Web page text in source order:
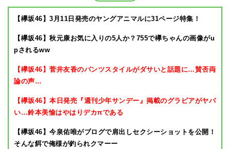
【欅坂46】3月11日発売のヤングアニマルに31ページ特集！
【欅坂46】秋元康お気に入りの5人か？755で欅ちゃんの画像がu
pされるww
【欅坂46】菅井友香のパンツスタイルがダサいと話題に…賛否両
論の声…
【欅坂46】本日発売『週刊少年サンデー』掲載のグラビアがヤバ
い…鈴本美愉はやはりデカπである
【欅坂46】今泉佑唯がブログで肩出しセクシーショットを公開！
そんな餌で俺様が釣られクマーー